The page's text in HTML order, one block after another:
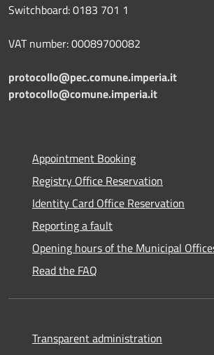
Switchboard: 0183 701 1
VAT number: 00089700082
protocollo@pec.comune.imperia.it
protocollo@comune.imperia.it
Appointment Booking
Registry Office Reservation
Identity Card Office Reservation
Reporting a fault
Opening hours of the Municipal
Read the FAQ
Transparent administration